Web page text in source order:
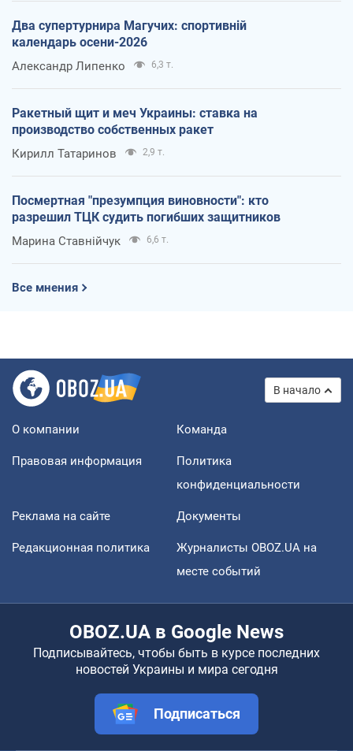
Два супертурнира Магучих: спортивній
календарь осени-2026
Александр Липенко 6,3 т.
Ракетный щит и меч Украины: ставка на
производство собственных ракет
Кирилл Татаринов 2,9 т.
Посмертная "презумпция виновности": кто
разрешил ТЦК судить погибших защитников
Марина Ставнійчук 6,6 т.
Все мнения
В начало
О компании Команда
Правовая информация
Политика
конфиденциальности
Реклама на сайте Документы
Редакционная политика
Журналисты OBOZ.UA на
месте событий
OBOZ.UA в Google News
Подписывайтесь, чтобы быть в курсе последних
новостей Украины и мира сегодня
Подписаться